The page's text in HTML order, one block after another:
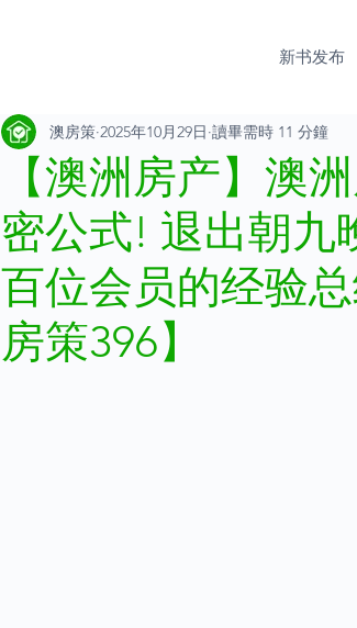
新书发布
【澳洲房产】澳
密公式! 退出朝九
百位会员的经验
房策396】
澳房策 2025年10月29日 讀畢需時 11 分鐘